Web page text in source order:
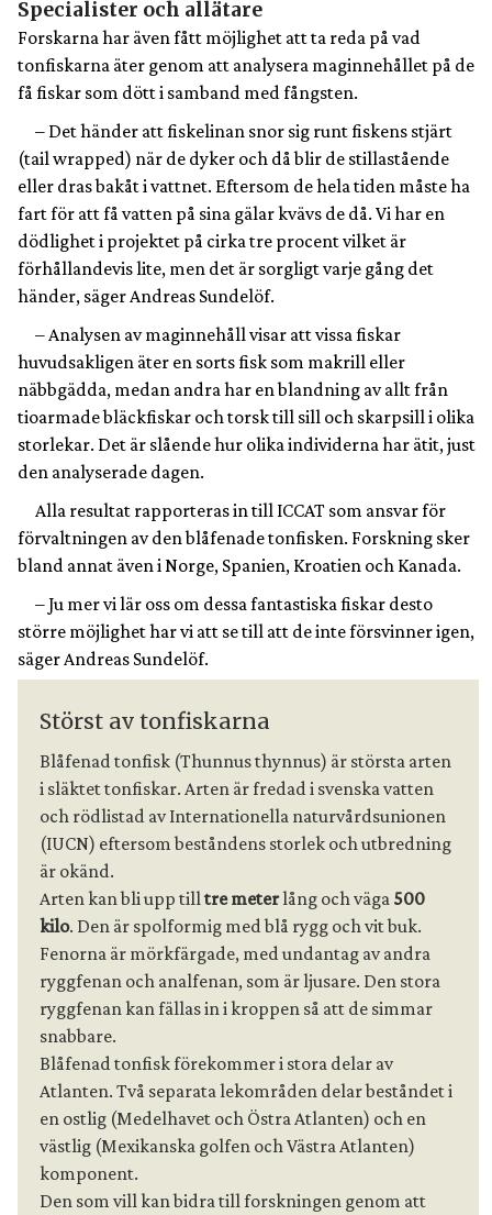
Specialister och allätare
Forskarna har även fått möjlighet att ta reda på vad
tonfiskarna äter genom att analysera maginnehållet på de
få fiskar som dött i samband med fångsten.
– Det händer att fiskelinan snor sig runt fiskens stjärt
(tail wrapped) när de dyker och då blir de stillastående
eller dras bakåt i vattnet. Eftersom de hela tiden måste ha
fart för att få vatten på sina gälar kvävs de då. Vi har en
dödlighet i projektet på cirka tre procent vilket är
förhållandevis lite, men det är sorgligt varje gång det
händer, säger Andreas Sundelöf.
– Analysen av maginnehåll visar att vissa fiskar
huvudsakligen äter en sorts fisk som makrill eller
näbbgädda, medan andra har en blandning av allt från
tioarmade bläckfiskar och torsk till sill och skarpsill i olika
storlekar. Det är slående hur olika individerna har ätit, just
den analyserade dagen.
Alla resultat rapporteras in till ICCAT som ansvar för
förvaltningen av den blåfenade tonfisken. Forskning sker
bland annat även i Norge, Spanien, Kroatien och Kanada.
– Ju mer vi lär oss om dessa fantastiska fiskar desto
större möjlighet har vi att se till att de inte försvinner igen,
säger Andreas Sundelöf.
Störst av tonfiskarna
Blåfenad tonfisk (Thunnus thynnus) är största arten
i släktet tonfiskar. Arten är fredad i svenska vatten
och rödlistad av Internationella naturvårdsunionen
(IUCN) eftersom beståndens storlek och utbredning
är okänd.
Arten kan bli upp till tre meter lång och väga 500
kilo. Den är spolformig med blå rygg och vit buk.
Fenorna är mörkfärgade, med undantag av andra
ryggfenan och analfenan, som är ljusare. Den stora
ryggfenan kan fällas in i kroppen så att de simmar
snabbare.
Blåfenad tonfisk förekommer i stora delar av
Atlanten. Två separata lekområden delar beståndet i
en ostlig (Medelhavet och Östra Atlanten) och en
västlig (Mexikanska golfen och Västra Atlanten)
komponent.
Den som vill kan bidra till forskningen genom att